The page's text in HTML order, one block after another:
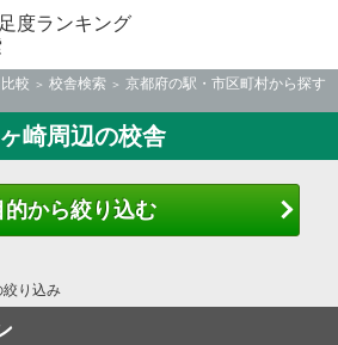
度ランキング
較 校舎検索
京都府の駅・市区町村から探す
崎周辺の校舎
的から絞り込む
り込み